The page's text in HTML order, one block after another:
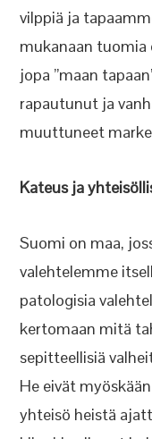
vilppiä ja
mukanaan tuomia
jopa ”maan
rapautunut ja
muuttuneet
Kateus ja
Suomi on maa,
valehtelemme
patologisia
kertomaan mitä
sepitteellisiä
He eivät
yhteisö heistä